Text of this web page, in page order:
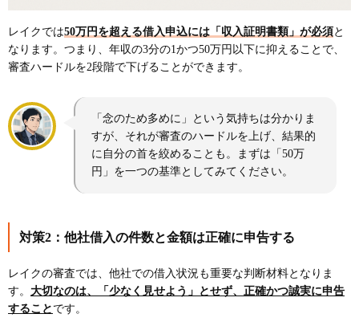
レイクでは50万円を超える借入申込には「収入証明書類」が必須と
なります。つまり、年収の3分の1かつ50万円以下に抑えることで、
審査ハードルを2段階で下げることができます。
「念のため多めに」という気持ちは分かりま
すが、それが審査のハードルを上げ、結果的
に自分の首を絞めることも。まずは「50万
円」を一つの基準としてみてください。
対策2：他社借入の件数と金額は正確に申告する
レイクの審査では、他社での借入状況も重要な判断材料となりま
す。 大切なのは、「少なく見せよう」とせず、正確かつ誠実に申告
すること です。